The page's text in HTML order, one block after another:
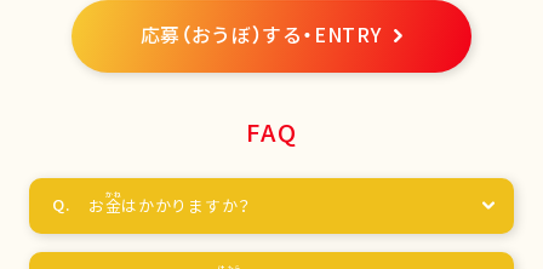
応募（おうぼ）する・ENTRY
FAQ
お金はかかりますか？